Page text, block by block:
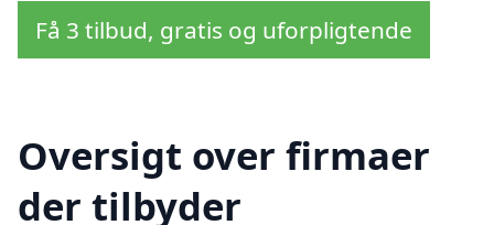
Få 3 tilbud, gratis og uforpligtende
Oversigt over firmaer
der tilbyder